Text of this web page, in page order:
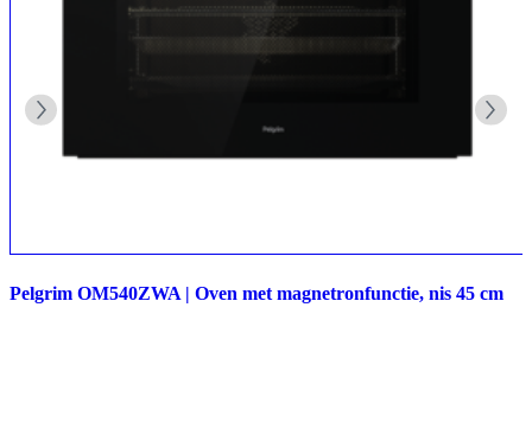
Pelgrim OM540ZWA | Oven met magnetronfunctie, nis 45 cm